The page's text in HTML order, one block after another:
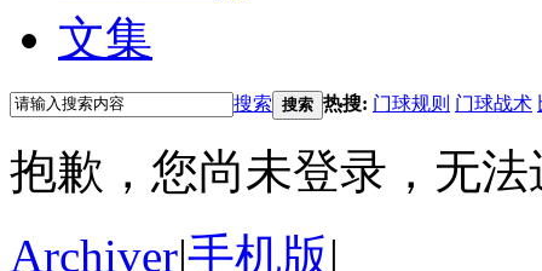
文集
搜索 搜索 热搜: 门球规则 门球战术
抱歉，您尚未登录，无
Archiver|手机版|